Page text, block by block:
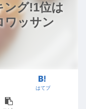
ング!1位は
ワッサン
はてブ